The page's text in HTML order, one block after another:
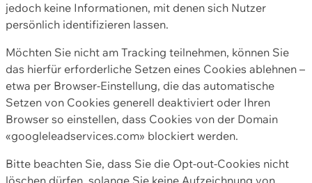
jedoch keine Informationen, mit denen sich Nutzer
persönlich identifizieren lassen.
Möchten Sie nicht am Tracking teilnehmen, können Sie
das hierfür erforderliche Setzen eines Cookies ablehnen –
etwa per Browser-Einstellung, die das automatische
Setzen von Cookies generell deaktiviert oder Ihren
Browser so einstellen, dass Cookies von der Domain
«googleleadservices.com» blockiert werden.
Bitte beachten Sie, dass Sie die Opt-out-Cookies nicht